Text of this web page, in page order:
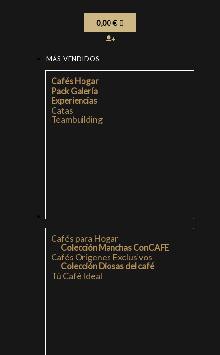
0,00€
MÁS VENDIDOS
Cafés Hogar
Pack Galería
Experiencias
Catas
Teambuilding
Cafés para Hogar
Colección Manchas ConCAFE
Cafés Orígenes Exclusivos
Colección Diosas del café
Tú Café Ideal